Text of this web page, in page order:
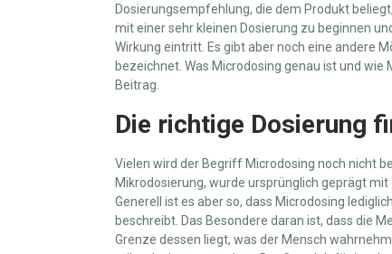
Dosierungsempfehlung, die dem Produkt
mit einer sehr kleinen Dosierung zu beginnen
Wirkung eintritt. Es gibt aber noch eine andere
bezeichnet. Was Microdosing genau ist und
Beitrag.
Die richtige Dosierung
Vielen wird der Begriff Microdosing noch nicht
Mikrodosierung, wurde ursprünglich geprägt
Generell ist es aber so, dass Microdosing
beschreibt. Das Besondere daran ist, dass die
Grenze dessen liegt, was der Mensch